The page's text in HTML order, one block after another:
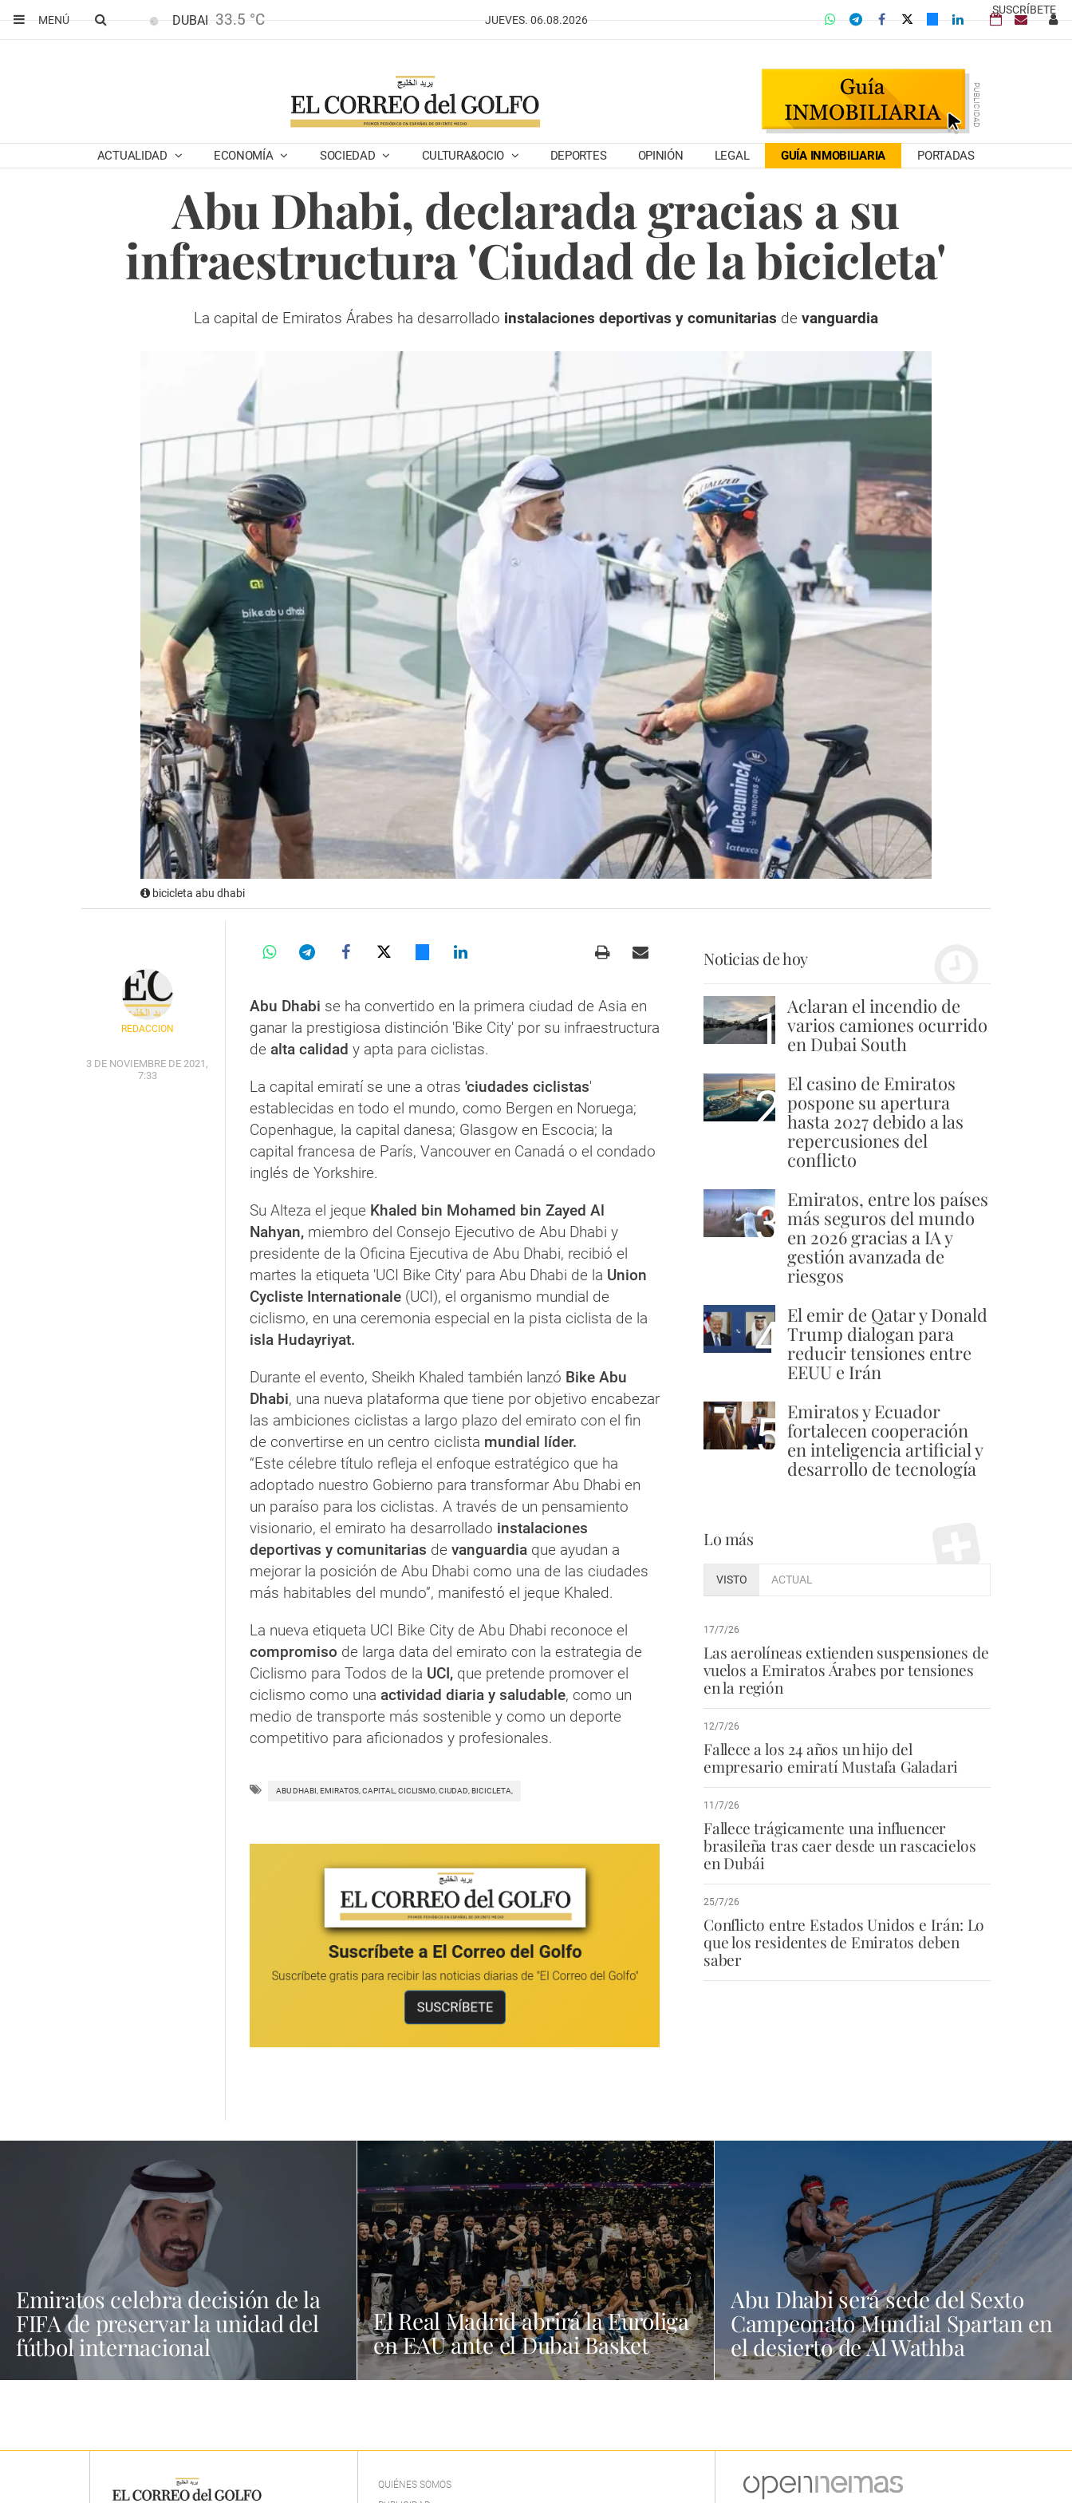
SUSCRÍBETE
MENÚ
DUBAI 33.5 °C JUEVES. 06.08.2026
ACTUALIDAD ECONOMÍA SOCIEDAD CULTURA&OCIO DEPORTES OPINIÓN LEGAL GUÍA INMOBILIARIA PORTADAS
Abu Dhabi, declarada gracias a su
infraestructura 'Ciudad de la bicicleta'
La capital de Emiratos Árabes ha desarrollado instalaciones deportivas y comunitarias de vanguardia
bicicleta abu dhabi
REDACCIÓN
3 DE NOVIEMBRE DE 2021,
7:33
Abu Dhabi se ha convertido en la primera ciudad de Asia en
ganar la prestigiosa distinción 'Bike City' por su infraestructura
de alta calidad y apta para ciclistas.
La capital emiratí se une a otras 'ciudades ciclistas'
establecidas en todo el mundo, como Bergen en Noruega;
Copenhague, la capital danesa; Glasgow en Escocia; la
capital francesa de París, Vancouver en Canadá o el condado
inglés de Yorkshire.
Su Alteza el jeque Khaled bin Mohamed bin Zayed Al
Nahyan, miembro del Consejo Ejecutivo de Abu Dhabi y
presidente de la Oficina Ejecutiva de Abu Dhabi, recibió el
martes la etiqueta 'UCI Bike City' para Abu Dhabi de la Union
Cycliste Internationale (UCI), el organismo mundial de
ciclismo, en una ceremonia especial en la pista ciclista de la
isla Hudayriyat.
Durante el evento, Sheikh Khaled también lanzó Bike Abu
Dhabi, una nueva plataforma que tiene por objetivo encabezar
las ambiciones ciclistas a largo plazo del emirato con el fin
de convertirse en un centro ciclista mundial líder.
“Este célebre título refleja el enfoque estratégico que ha
adoptado nuestro Gobierno para transformar Abu Dhabi en
un paraíso para los ciclistas. A través de un pensamiento
visionario, el emirato ha desarrollado instalaciones
deportivas y comunitarias de vanguardia que ayudan a
mejorar la posición de Abu Dhabi como una de las ciudades
más habitables del mundo”, manifestó el jeque Khaled.
La nueva etiqueta UCI Bike City de Abu Dhabi reconoce el
compromiso de larga data del emirato con la estrategia de
Ciclismo para Todos de la UCI, que pretende promover el
ciclismo como una actividad diaria y saludable, como un
medio de transporte más sostenible y como un deporte
competitivo para aficionados y profesionales.
ABU DHABI, EMIRATOS, CAPITAL, CICLISMO, CIUDAD, BICICLETA,
Noticias de hoy
1 Aclaran el incendio de
varios camiones ocurrido
en Dubai South
2 El casino de Emiratos
pospone su apertura
hasta 2027 debido a las
repercusiones del
conflicto
3 Emiratos, entre los países
más seguros del mundo
en 2026 gracias a IA y
gestión avanzada de
riesgos
4 El emir de Qatar y Donald
Trump dialogan para
reducir tensiones entre
EEUU e Irán
5 Emiratos y Ecuador
fortalecen cooperación
en inteligencia artificial y
desarrollo de tecnología
Lo más
VISTO ACTUAL
17/7/26
Las aerolíneas extienden suspensiones de
vuelos a Emiratos Árabes por tensiones
en la región
12/7/26
Fallece a los 24 años un hijo del
empresario emiratí Mustafa Galadari
11/7/26
Fallece trágicamente una influencer
brasileña tras caer desde un rascacielos
en Dubái
25/7/26
Conflicto entre Estados Unidos e Irán: Lo
que los residentes de Emiratos deben
saber
Emiratos celebra decisión de la
FIFA de preservar la unidad del
fútbol internacional
El Real Madrid abrirá la Euroliga
en EAU ante el Dubai Basket
Abu Dhabi será sede del Sexto
Campeonato Mundial Spartan en
el desierto de Al Wathba
QUIÉNES SOMOS